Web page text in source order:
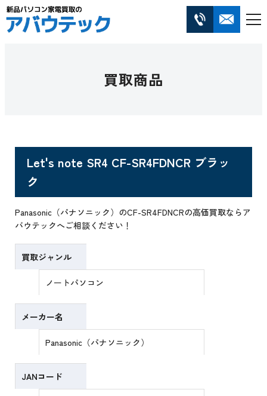
買取商品
Let's note SR4 CF-SR4FDNCR ブラッ
ク
Panasonic（パナソニック）のCF-SR4FDNCRの高価買取ならア
バウテックへご相談ください！
買取ジャンル
ノートパソコン
メーカー名
Panasonic（パナソニック）
JANコード